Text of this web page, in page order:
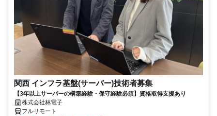
関西 インフラ基盤(サーバー)技術者募集
【3年以上サーバーの構築経験・保守経験必須】資格取得支援あり
株式会社林電子
フルリモート